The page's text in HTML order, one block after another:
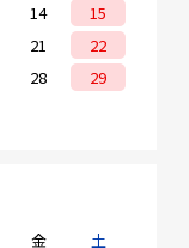
14
15
21
22
28
29
金
土